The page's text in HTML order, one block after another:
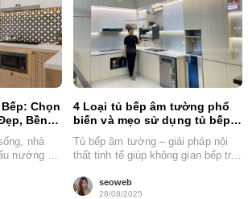
Chọn
Bền,
nhà
nướng mà
4 Loại tủ bếp âm tường phổ
biến và mẹo sử dụng tủ bếp
âm bền đẹp
Tủ bếp âm tường – giải pháp nội
thất tinh tế giúp không gian bếp trở
seoweb
28/08/2025